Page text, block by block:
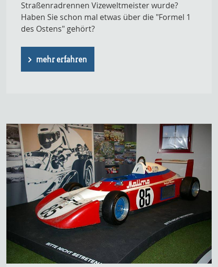
Straßenradrennen Vizeweltmeister wurde?
Haben Sie schon mal etwas über die "Formel 1
des Ostens" gehört?
mehr erfahren